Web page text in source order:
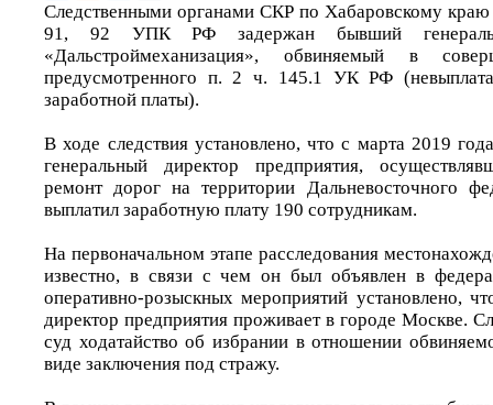
Следственными органами СКР по Хабаровскому краю
91, 92 УПК РФ задержан бывший
«Дальстроймеханизация», обвиняемый в
предусмотренного п. 2 ч. 145.1 УК РФ
заработной платы).
В ходе следствия установлено, что с марта 2019
генеральный директор предприятия,
ремонт дорог на территории Дальневосточного
выплатил заработную плату 190 сотрудникам.
На первоначальном этапе расследования
известно, в связи с чем он был объявлен в
оперативно-розыскных мероприятий установлено,
директор предприятия проживает в городе Москве.
суд ходатайство об избрании в отношении
виде заключения под стражу.